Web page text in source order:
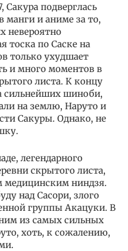
Сакура подверглась
манги и аниме за то,
невероятно
тоска по Саске на
только ухудшает
и много моментов в
листа. К концу
сильнейших шиноби,
на землю, Наруто и
Сакуры. Однако, не
легендарного
скрытого листа,
медицинским ниндзя.
над Сасори, злого
группы Акацуки. В
из самых сильных
хоть, к сожалению,